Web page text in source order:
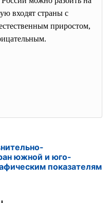
входят страны с
приростом,
южной и юго-
показателям